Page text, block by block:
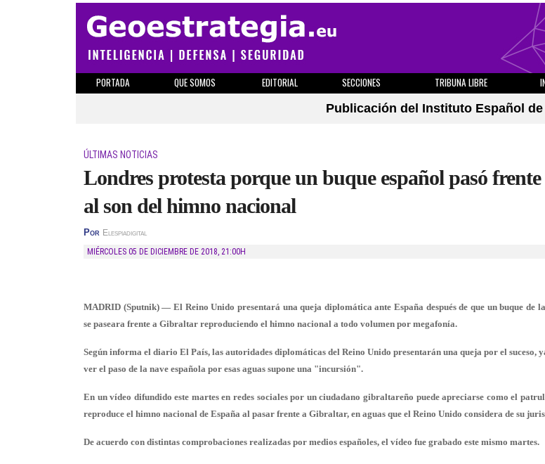
PORTADA QUE SOMOS EDITORIAL SECCIONES TRIBUNA LIBRE
Publicación del Instituto Español
ÚLTIMAS NOTICIAS
Londres protesta porque un buque español pasó
al son del himno nacional
Por Elespiadigital
MIÉRCOLES 05 DE DICIEMBRE DE 2018, 21:00H
MADRID (Sputnik) — El Reino Unido presentará una queja diplomática ante España después de que un buque de
se paseara frente a Gibraltar reproduciendo el himno nacional a todo volumen por megafonía.
Según informa el diario El País, las autoridades diplomáticas del Reino Unido presentarán una queja por el suceso,
ver el paso de la nave española por esas aguas supone una "incursión".
En un vídeo difundido este martes en redes sociales por un ciudadano gibraltareño puede apreciarse como el
reproduce el himno nacional de España al pasar frente a Gibraltar, en aguas que el Reino Unido considera de su
De acuerdo con distintas comprobaciones realizadas por medios españoles, el vídeo fue grabado este mismo martes.